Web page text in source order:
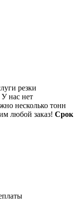
резки
нас нет
несколько тонн
любой заказ! Срок